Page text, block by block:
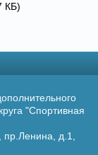
КБ)
"Спортивная
пр.Ленина, д.1,